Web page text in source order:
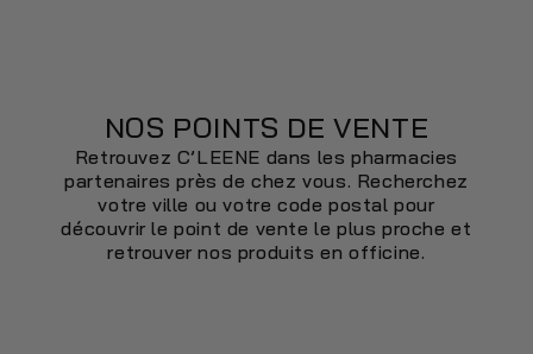
NOS POINTS DE VENTE
Retrouvez C’LEENE dans les pharmacies
partenaires près de chez vous. Recherchez
votre ville ou votre code postal pour
découvrir le point de vente le plus proche et
retrouver nos produits en officine.